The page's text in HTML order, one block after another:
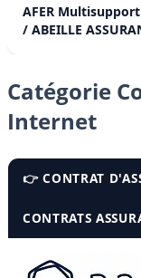
AFER Multisupport
/ ABEILLE
Catégorie
Internet
👉 CONTRAT
CONTRATS